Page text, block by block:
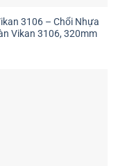
3106 – Chổi Nhựa
Vikan 3106, 320mm